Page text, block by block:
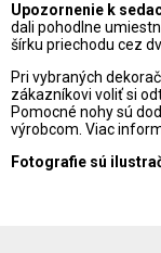
Upozornenie k
dali pohodlne
šírku priechodu cez
Pri vybraných
zákazníkovi voliť si
Pomocné nohy sú
výrobcom. Viac
Fotografie sú